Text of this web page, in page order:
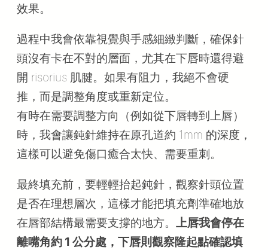
效果。
過程中我會依靠視覺與手感細緻判斷，確保針
頭沒有卡在不對的層面，尤其在下唇時還得避
開 risorius 肌腱。如果有阻力，我絕不會硬
推，而是調整角度或重新定位。
有時在需要調整方向（例如從下唇轉到上唇）
時，我會讓鈍針維持在原孔道約 1mm 的深度，
這樣可以避免傷口癒合太快、需要重刺。
最終填充前，要輕輕抬起鈍針，觀察針頭位置
是否在理想層次，這樣才能把填充劑準確地放
在唇部結構最需要支撐的地方。 上唇我會停在
離嘴角約 1 公分處，下唇則觀察隆起點確認填